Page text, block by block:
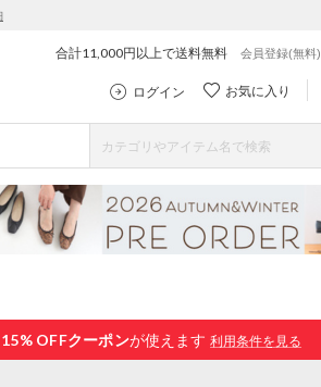
合計11,000円以上で送料無料 会員登録(無料)
ログイン お気に入り
15% OFFクーポンが使えます 利用条件を見る